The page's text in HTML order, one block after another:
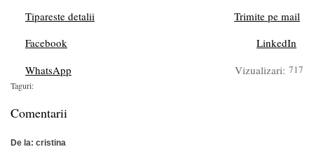
Tipareste detalii
Trimite pe mail
Facebook
LinkedIn
WhatsApp
Vizualizari: 717
Taguri:
Comentarii
De la: cristina